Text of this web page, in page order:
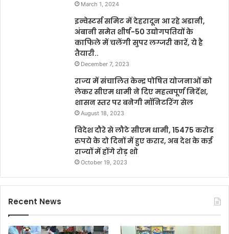
March 1, 2024
इन्वेस्टर्स समिट में देहरादून आ रहे अडानी,
अंबानी समेत शीर्ष-50 उद्योगपतियों के
काफिले में चलेंगी सुपर लग्जरी कारें, ये है
तैयारी..
December 7, 2023
राज्य में संचालित केन्द्र पोषित योजनाओं को
लेकर सीएम धामी ने दिए महत्वपूर्ण निर्देश,
शासन स्तर पर बनेगी मॉनिटरिंग सेल
August 18, 2023
विदेश दौरे से लौटे सीएम धामी, 15475 करोड
रुपये के दो दिनों में हुए करार, अब देश के कई
राज्यों में होंगे रोड़ शो
October 19, 2023
Recent News